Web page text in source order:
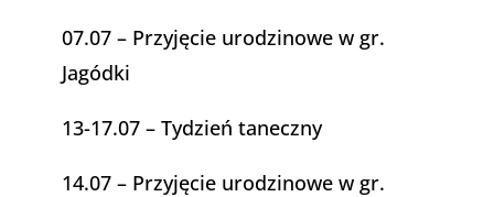
07.07 – Przyjęcie urodzinowe w gr.
Jagódki
13-17.07 – Tydzień taneczny
14.07 – Przyjęcie urodzinowe w gr.